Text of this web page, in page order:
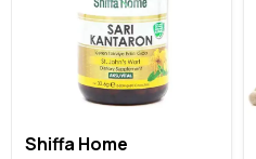
Shiffa Home